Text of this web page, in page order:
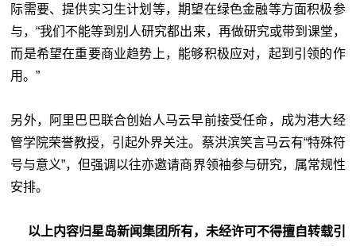
际需要、提供实习生计划等，期望在绿色金融等方面积极参
与，“我们不能等到别人研究都出来，再做研究或带到课堂，
而是希望在重要商业趋势上，能够积极应对，起到引领的作
用。”
另外，阿里巴巴联合创始人马云早前接受任命，成为港大经
管学院荣誉教授，引起外界关注。蔡洪滨笑言马云有“特殊符
号与意义”，但强调以往亦邀请商界领袖参与研究，属常规性
安排。
以上内容归星岛新闻集团所有，未经许可不得擅自转载引